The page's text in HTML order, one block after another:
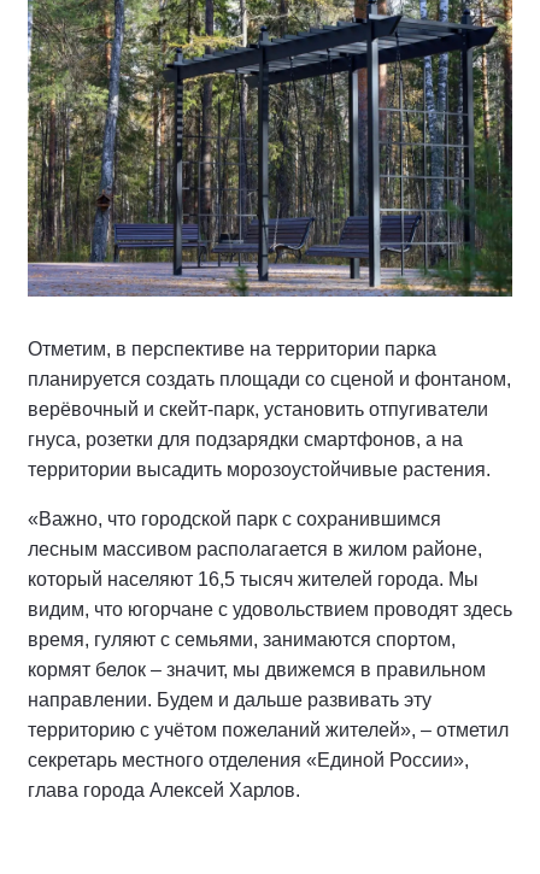
Отметим, в перспективе на территории парка
планируется создать площади со сценой и фонтаном,
верёвочный и скейт-парк, установить отпугиватели
гнуса, розетки для подзарядки смартфонов, а на
территории высадить морозоустойчивые растения.
«Важно, что городской парк с сохранившимся
лесным массивом располагается в жилом районе,
который населяют 16,5 тысяч жителей города. Мы
видим, что югорчане с удовольствием проводят здесь
время, гуляют с семьями, занимаются спортом,
кормят белок – значит, мы движемся в правильном
направлении. Будем и дальше развивать эту
территорию с учётом пожеланий жителей», – отметил
секретарь местного отделения «Единой России»,
глава города Алексей Харлов.